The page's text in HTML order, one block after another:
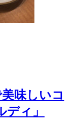
味しいコ
ィ」